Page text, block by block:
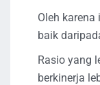
Oleh
baik
Rasio yang
berkinerja